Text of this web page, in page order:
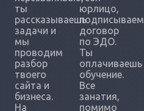
ты
рассказываешь
задачи и
мы
проводим
разбор
твоего
сайта и
бизнеса.
На
юрлицо,
подписываем
договор
по ЭДО.
Ты
оплачиваешь
обучение.
Все
занатия,
помимо